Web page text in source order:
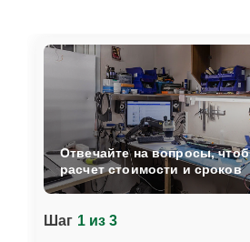
Шаг 1 из 3
Отвечайте на вопросы,
расчет стоимости и сроков